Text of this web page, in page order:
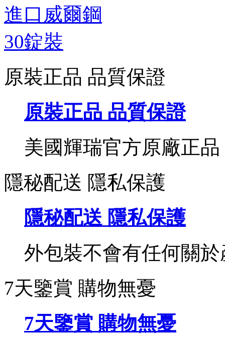
原裝正品 品質保證
原裝正品 品質保證
美國輝瑞官方原廠正
隱秘配送 隱私保護
隱秘配送 隱私保護
外包裝不會有任何關
7天鑒賞 購物無憂
7天鑒賞 購物無憂